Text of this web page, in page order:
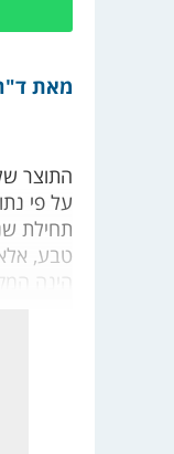
מאת
תחילת
טבע,
הינה